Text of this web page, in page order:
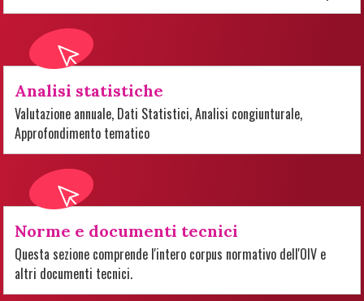
Analisi statistiche
Valutazione annuale, Dati Statistici, Analisi congiunturale,
Approfondimento tematico
Norme e documenti tecnici
Questa sezione comprende l'intero corpus normativo dell'OIV e
altri documenti tecnici.